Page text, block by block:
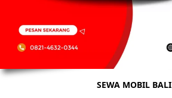
SEWA MOBIL BALI